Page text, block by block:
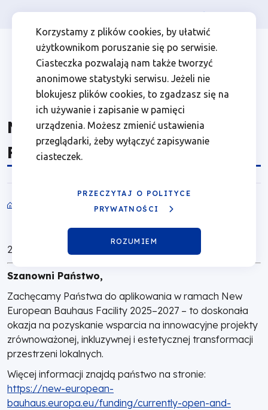
Korzystamy z plików cookies, by ułatwić
użytkownikom poruszanie się po serwisie.
Ciasteczka pozwalają nam także tworzyć
anonimowe statystyki serwisu. Jeżeli nie
blokujesz plików cookies, to zgadzasz się na
ich używanie i zapisanie w pamięci
urządzenia. Możesz zmienić ustawienia
przeglądarki, żeby wyłączyć zapisywanie
ciasteczek.
PRZECZYTAJ O POLITYCE
PRYWATNOŚCI
ROZUMIEM
New
European
Bauhaus
Facility
2025–
2027
Fundusze
Europejskie
dla
Wielkopolski
Przejdź
głównej
nawigacji
Przejdź
wyszukiwarki
Przejdź
zawartości
strony
Przejdź
stopki
Menu
Header
Top
Osoba prywatna Firma
Menu
top
left
New European Bauhaus
Facility 2025–2027
nawigacyjna
22.10.2025
Szanowni Państwo,
Zachęcamy Państwa do aplikowania w ramach New
European Bauhaus Facility 2025–2027 – to doskonała
okazja na pozyskanie wsparcia na innowacyjne projekty
zrównoważonej, inkluzywnej i estetycznej transformacji
przestrzeni lokalnych.
Więcej informacji znajdą państwo na stronie:
https://new-european-
bauhaus.europa.eu/funding/currently-open-and-